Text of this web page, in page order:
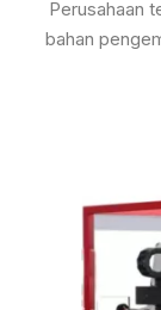
Perusahaan
bahan